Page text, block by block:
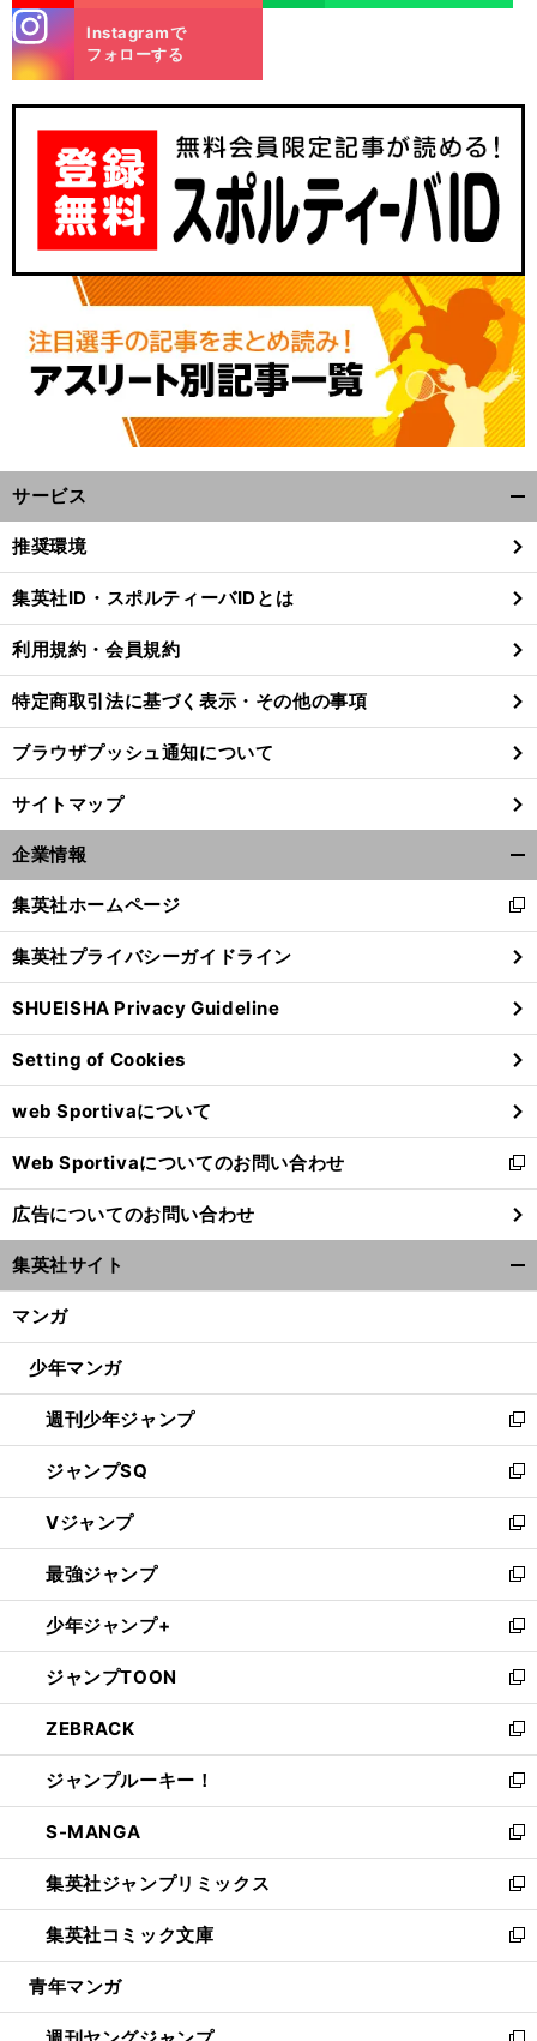
、
前
へ
m
Instagramで
フォローする
サービス
閉
る
推奨環境
集英社ID・スポルティーバIDとは
利用規約・会員規約
特定商取引法に基づく表示・その他の事項
ブラウザプッシュ通知について
サイトマップ
企業情報
閉
る
集英社ホームページ
新
し
い
ウ
ィ
ン
ド
ウ
で
開
く
集英社プライバシーガイドライン
SHUEISHA Privacy Guideline
Setting of Cookies
web Sportivaについて
Web Sportivaについてのお問い合わせ
新
し
い
ウ
ィ
ン
ウ
開
く
広告についてのお問い合わせ
集英社サイト
マンガ
少年マンガ
週刊少年ジャンプ
新
し
い
ウ
ィ
ン
ド
ウ
で
開
く
ジャンプSQ
新
し
い
ウ
ィ
ン
ド
ウ
で
開
く
Vジャンプ
新
し
い
ウ
ィ
ン
ド
ウ
で
開
く
最強ジャンプ
新
し
い
ウ
ィ
ン
ド
ウ
で
開
く
少年ジャンプ+
新
し
い
ウ
ィ
ン
ド
ウ
で
開
く
ジャンプTOON
新
し
い
ウ
ィ
ン
ド
ウ
で
開
く
ZEBRACK
新
し
い
ウ
ィ
ン
ド
ウ
で
開
ジャンプルーキー！
新
し
い
ウ
ィ
ン
ド
ウ
開
S-MANGA
新
し
い
ウ
ィ
ン
ウ
集英社ジャンプリミックス
新
し
い
ウ
ン
集英社コミック文庫
新
し
ウ
青年マンガ